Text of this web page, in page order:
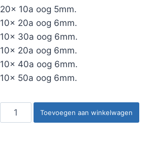
20x 10a oog 5mm.
10x 20a oog 6mm.
10x 30a oog 6mm.
10x 20a oog 6mm.
10x 40a oog 6mm.
10x 50a oog 6mm.
Kabelschoen
oog
Toevoegen aan winkelwagen